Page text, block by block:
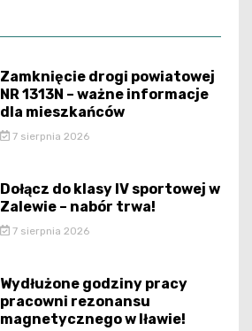
Zamknięcie drogi powiatowej
NR 1313N – ważne informacje
dla mieszkańców
7 sierpnia 2026
Dołącz do klasy IV sportowej w
Zalewie – nabór trwa!
7 sierpnia 2026
Wydłużone godziny pracy
pracowni rezonansu
magnetycznego w Iławie!